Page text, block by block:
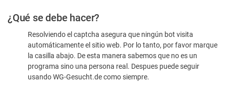
¿Qué se debe hacer?
Resolviendo el captcha asegura que ningún bot visita
automáticamente el sitio web. Por lo tanto, por favor marque
la casilla abajo. De esta manera sabemos que no es un
programa sino una persona real. Despues puede seguir
usando WG-Gesucht.de como siempre.